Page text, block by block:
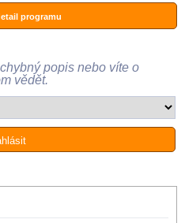
programu
popis nebo víte o
vědět.